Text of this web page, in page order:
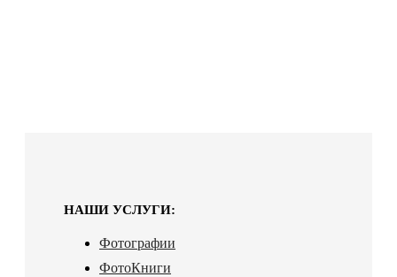
НАШИ УСЛУГИ:
Фотографии
ФотоКниги